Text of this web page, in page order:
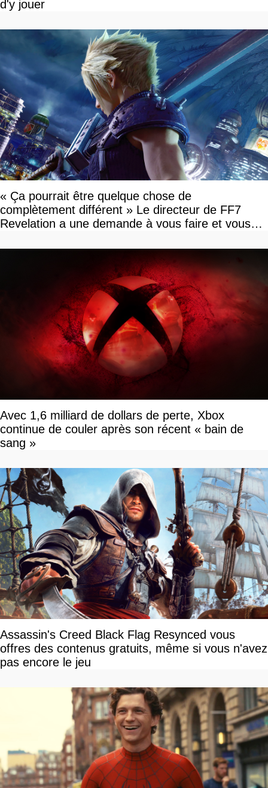
d'y jouer
« Ça pourrait être quelque chose de
complètement différent » Le directeur de FF7
Revelation a une demande à vous faire et vous
Avec 1,6 milliard de dollars de perte, Xbox
continue de couler après son récent « bain de
sang »
Assassin's Creed Black Flag Resynced vous
offres des contenus gratuits, même si vous n'avez
pas encore le jeu